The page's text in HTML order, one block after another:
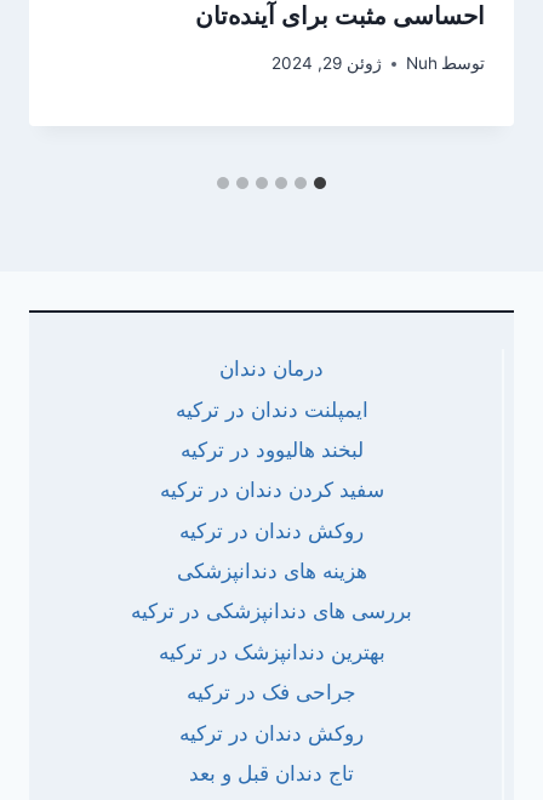
احساسی مثبت برای آینده‌تان
توسط Nuh ژوئن 29, 2024
درمان دندان
ایمپلنت دندان در ترکیه
لبخند هالیوود در ترکیه
سفید کردن دندان در ترکیه
روکش دندان در ترکیه
هزینه های دندانپزشکی
بررسی های دندانپزشکی در ترکیه
بهترین دندانپزشک در ترکیه
جراحی فک در ترکیه
روکش دندان در ترکیه
تاج دندان قبل و بعد